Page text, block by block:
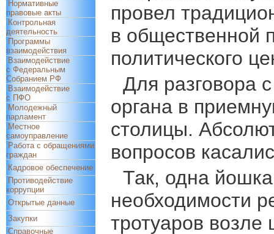
Нормативные
правовые акты
Контрольная
деятельность
Программы
взаимодействия
Взаимодействие
с Федеральным
Собранием РФ
Взаимодействие
с ПФО
Молодежный
парламент
Местное
самоуправление
Работа с обращениями
граждан
Кадровое обеспечение
Противодействие
коррупции
Открытые данные
Закупки
Справочные
провел
в общественной
политического
Для разговора
органа в
столицы.
вопросов
Так, одна
необходимости
тротуаров